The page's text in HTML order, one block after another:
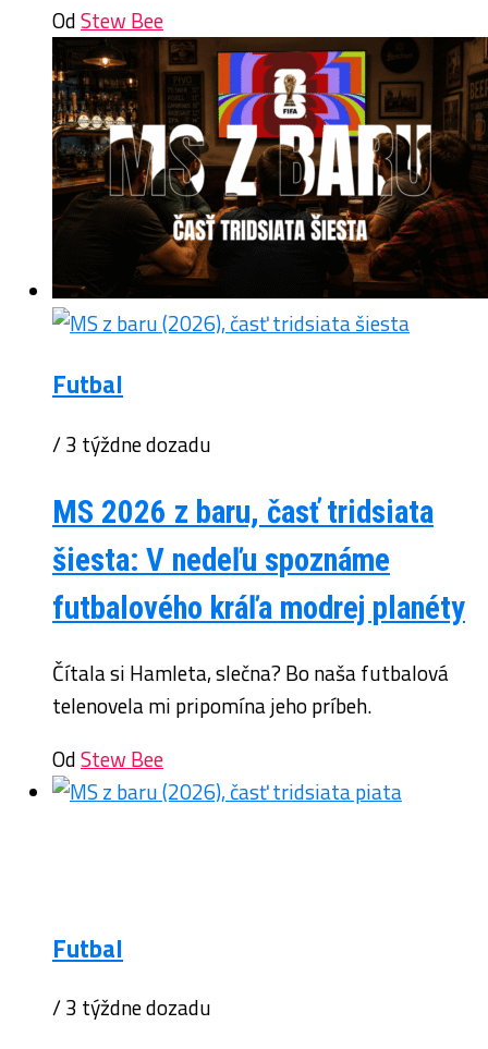
OdStew Bee
Futbal
/ 3 týždne dozadu
MS 2026 z baru, časť tridsiata
šiesta: V nedeľu spoznáme
futbalového kráľa modrej planéty
Čítala si Hamleta, slečna? Bo naša futbalová
telenovela mi pripomína jeho príbeh.
OdStew Bee
Futbal
/ 3 týždne dozadu